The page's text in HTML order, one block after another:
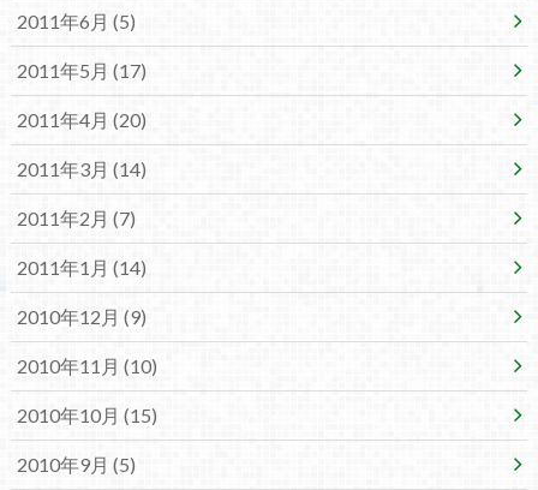
2011年6月 (5)
2011年5月 (17)
2011年4月 (20)
2011年3月 (14)
2011年2月 (7)
2011年1月 (14)
2010年12月 (9)
2010年11月 (10)
2010年10月 (15)
2010年9月 (5)